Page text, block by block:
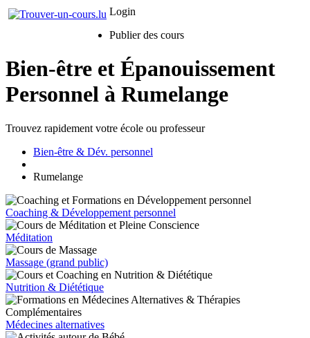
Login
Publier des cours
Bien-être et Épanouissement
Personnel à Rumelange
Trouvez rapidement votre école ou professeur
Bien-être & Dév. personnel
Rumelange
Coaching & Développement personnel
Méditation
Massage (grand public)
Nutrition & Diététique
Médecines alternatives